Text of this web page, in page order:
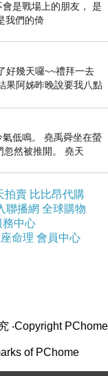
，就體面。
；
。
，笑得合不攏
的蹄子，心碎
山的大宅院。
虛榮取寵」的
，共富貴難」
忠誠，卻在富
臣」或「原
了，自己的寒
，只會討好奉承
是戰場上的朋友， 是
我們的倚
好幾天囉~~禮拜一去
果阿姊昨晚說要我八點
半多了
低鳴。 堯禹舜坐在螢
然被推開。 堯天
拍賣 比比昂代購
聯播網 全球購物
務中心
命理 會員中心
‧Copyright PChome
of PChome